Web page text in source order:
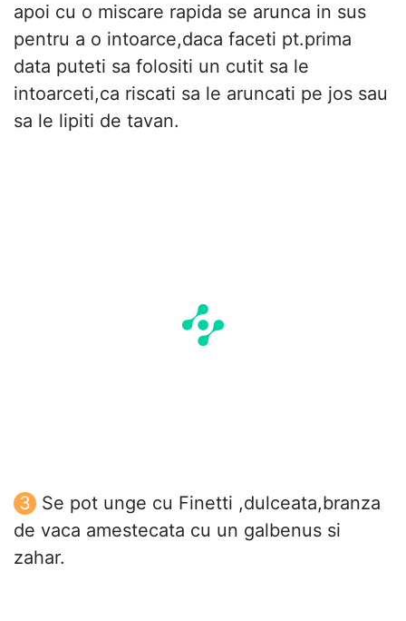
apoi cu o miscare rapida se arunca in sus
pentru a o intoarce,daca faceti pt.prima
data puteti sa folositi un cutit sa le
intoarceti,ca riscati sa le aruncati pe jos sau
sa le lipiti de tavan.
Se pot unge cu Finetti ,dulceata,branza
de vaca amestecata cu un galbenus si
zahar.